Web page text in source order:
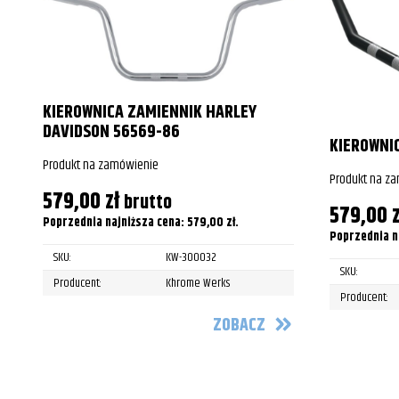
Harley-Davidson
FLSTC
Harley-Davidson
FLSTC
FLSTC
Harley-Davidson
Harley-Davidson
Harley-Davidson
FLSTC
FLSTC
Harley-Davidson
FLSTC
KIEROWNICA ZAMIENNIK HARLEY
DAVIDSON 56569-86
Produkt na zamówienie
579,00złbrutto
Poprzednia najniższa cena: 579,00 zł.
SKU:
KW-300032
Producent:
Khrome Werks
ZOBACZ
Produkt na
579,00
Poprzednia
SKU:
Producent: